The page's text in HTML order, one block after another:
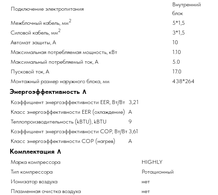
Подключение электропитания
Внутренний
блок
Межблочный кабель, мм2
5*1,5
Силовой кабель, мм2
3*1,5
Автомат защиты, А
10
Максимальная потребляемая мощность, кВт
1.10
Максимальный потребляемый ток, А
5.0
Пусковой ток, А
17.0
Монтажный размер наружного блока, мм
438*264
Энергоэффективность ∧
Коэффициент энергоэффективности EER, Вт/Вт 3,21
Класс энергоэффективности EER (охлаждение) A
Теплопроизводительность (kBTU), kBTU
9
Коэффициент энергоэффективности COP, Вт/Вт 3,61
Класс энергоэффективности COP (нагрев)
A
Комплектация ∧
Марка компрессора
HIGHLY
Тип компрессора
Ротационный
Ионизатор воздуха
нет
Плазменная очистка воздуха
нет